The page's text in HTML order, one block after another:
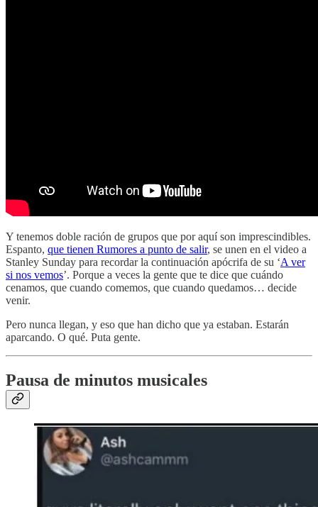
Y tenemos doble ración de grupos que por aquí son imprescindibles.
Espanto, que tienen Rumores a punto de salir, se unen en el video a
Stanley Sunday para recordar la continuación apócrifa de su ‘A ver
si nos vemos’. Porque a veces la gente que te dice que cuándo
cenamos, que cuando comemos, que cuando quedamos… decide
venir.
Pero nunca llegan, y eso que han dicho que ya estaban. Estarán
aparcando. O qué. Puta gente.
Pausa de minutos musicales